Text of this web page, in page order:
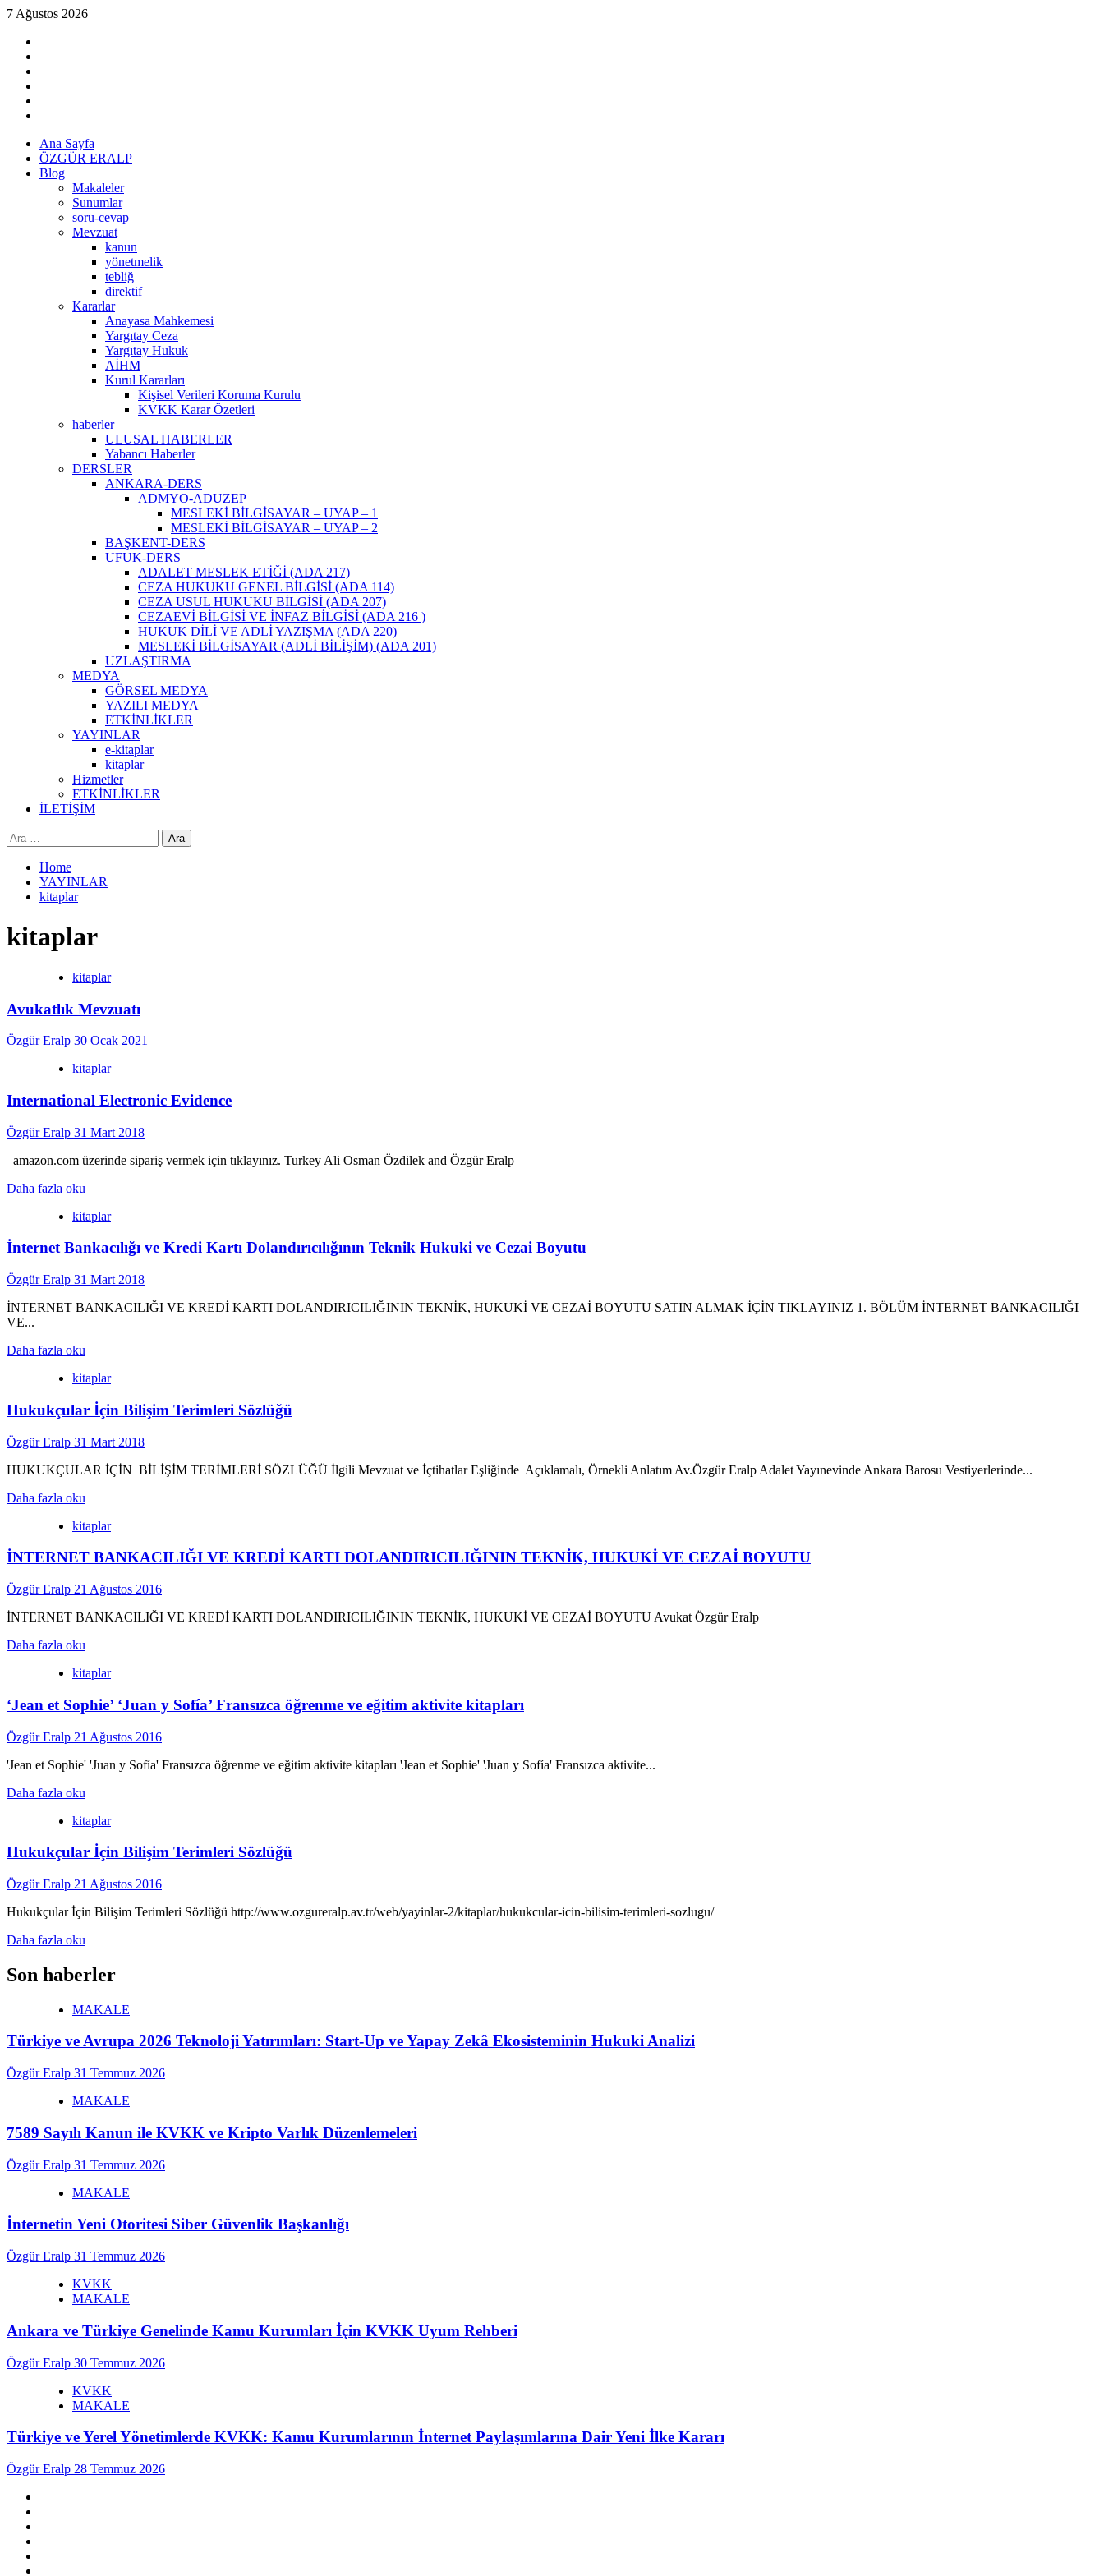
Skip
content
7 Ağustos 2026
Primary
Menu
Ana Sayfa
ÖZGÜR ERALP
Blog
Makaleler
Sunumlar
soru-cevap
Mevzuat
kanun
yönetmelik
tebliğ
direktif
Kararlar
Anayasa Mahkemesi
Yargıtay Ceza
Yargıtay Hukuk
AİHM
Kurul Kararları
Kişisel Verileri Koruma Kurulu
KVKK Karar Özetleri
haberler
ULUSAL HABERLER
Yabancı Haberler
DERSLER
ANKARA-DERS
ADMYO-ADUZEP
MESLEKİ BİLGİSAYAR – UYAP – 1
MESLEKİ BİLGİSAYAR – UYAP – 2
BAŞKENT-DERS
UFUK-DERS
ADALET MESLEK ETİĞİ (ADA 217)
CEZA HUKUKU GENEL BİLGİSİ (ADA 114)
CEZA USUL HUKUKU BİLGİSİ (ADA 207)
CEZAEVİ BİLGİSİ VE İNFAZ BİLGİSİ (ADA 216 )
HUKUK DİLİ VE ADLİ YAZIŞMA (ADA 220)
MESLEKİ BİLGİSAYAR (ADLİ BİLİŞİM) (ADA 201)
UZLAŞTIRMA
MEDYA
GÖRSEL MEDYA
YAZILI MEDYA
ETKİNLİKLER
YAYINLAR
e-kitaplar
kitaplar
Hizmetler
ETKİNLİKLER
İLETİŞİM
Arama:
Home
YAYINLAR
kitaplar
kitaplar
kitaplar
Avukatlık Mevzuatı
Özgür Eralp 30 Ocak 2021
kitaplar
International Electronic Evidence
Özgür Eralp 31 Mart 2018
amazon.com üzerinde sipariş vermek için tıklayınız. Turkey Ali Osman Özdilek and Özgür Eralp
Daha fazla oku
about
Electronic
kitaplar
İnternet Bankacılığı ve Kredi Kartı Dolandırıcılığının Teknik Hukuki ve Cezai Boyutu
Özgür Eralp 31 Mart 2018
İNTERNET BANKACILIĞI VE KREDİ KARTI DOLANDIRICILIĞININ TEKNİK, HUKUKİ VE CEZAİ BOYUTU SATIN ALMAK İÇİN TIKLAYINIZ 1. BÖLÜM İNTERNET BANKACILIĞI
VE...
Daha fazla oku
about
Bankacılığı
Kredi
Kartı
Dolandırıcılığının
Cezai
kitaplar
Hukukçular İçin Bilişim Terimleri Sözlüğü
Özgür Eralp 31 Mart 2018
HUKUKÇULAR İÇİN BİLİŞİM TERİMLERİ SÖZLÜĞÜ İlgili Mevzuat ve İçtihatlar Eşliğinde Açıklamalı, Örnekli Anlatım Av.Özgür Eralp Adalet Yayınevinde Ankara Barosu Vestiyerlerinde...
Daha fazla oku
about
İçin
Terimleri
Sözlüğü
kitaplar
İNTERNET BANKACILIĞI VE KREDİ KARTI DOLANDIRICILIĞININ TEKNİK, HUKUKİ VE CEZAİ BOYUTU
Özgür Eralp 21 Ağustos 2016
İNTERNET BANKACILIĞI VE KREDİ KARTI DOLANDIRICILIĞININ TEKNİK, HUKUKİ VE CEZAİ BOYUTU Avukat Özgür Eralp
Daha fazla oku
about
BANKACILIĞI
VE
KREDİ
KARTI
DOLANDIRICILIĞININ
CEZAİ
kitaplar
‘Jean et Sophie’ ‘Juan y Sofía’ Fransızca öğrenme ve eğitim aktivite kitapları
Özgür Eralp 21 Ağustos 2016
'Jean et Sophie' 'Juan y Sofía' Fransızca öğrenme ve eğitim aktivite kitapları 'Jean et Sophie' 'Juan y Sofía' Fransızca aktivite...
Daha fazla oku
about
et
‘Juan
Sofía’
eğitim
aktivite
kitaplar
Hukukçular İçin Bilişim Terimleri Sözlüğü
Özgür Eralp 21 Ağustos 2016
Hukukçular İçin Bilişim Terimleri Sözlüğü http://www.ozgureralp.av.tr/web/yayinlar-2/kitaplar/hukukcular-icin-bilisim-terimleri-sozlugu/
Daha fazla oku
about
Hukukçular
Bilişim
Sözlüğü
Son haberler
MAKALE
Türkiye ve Avrupa 2026 Teknoloji Yatırımları: Start-Up ve Yapay Zekâ Ekosisteminin Hukuki Analizi
Özgür Eralp 31 Temmuz 2026
MAKALE
7589 Sayılı Kanun ile KVKK ve Kripto Varlık Düzenlemeleri
Özgür Eralp 31 Temmuz 2026
MAKALE
İnternetin Yeni Otoritesi Siber Güvenlik Başkanlığı
Özgür Eralp 31 Temmuz 2026
KVKK
MAKALE
Ankara ve Türkiye Genelinde Kamu Kurumları İçin KVKK Uyum Rehberi
Özgür Eralp 30 Temmuz 2026
KVKK
MAKALE
Türkiye ve Yerel Yönetimlerde KVKK: Kamu Kurumlarının İnternet Paylaşımlarına Dair Yeni İlke Kararı
Özgür Eralp 28 Temmuz 2026